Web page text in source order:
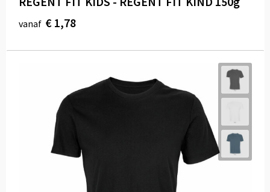
vanaf € 1,78